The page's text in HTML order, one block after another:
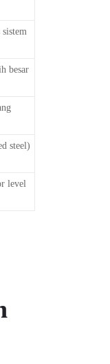
besar
steel)
level